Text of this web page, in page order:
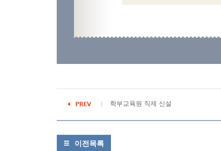
학부교육원 직제 신설
이전목록